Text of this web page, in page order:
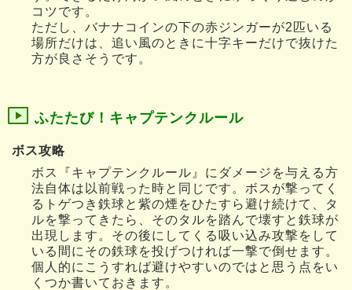
コツです。
ただし、バナナコインの下の赤ジンガーが2匹いる
場所だけは、追い風のときに十字キーだけで抜けた
方が良さそうです。
ふたたび！キャプテンクルール
ボス攻略
ボス『キャプテンクルール』にダメージを与える方
法自体は以前戦った時と同じです。ボスが撃ってく
るトゲつき鉄球と紫の煙をひたすら避け続けて、タ
ルを撃ってきたら、そのタルを踏んで壊すと鉄球が
出現します。その後にしてくる吸い込み攻撃をして
いる間にその鉄球を投げつければ一撃で倒せます。
個人的にこうすれば避けやすいのではと思う点をい
くつか書いておきます。